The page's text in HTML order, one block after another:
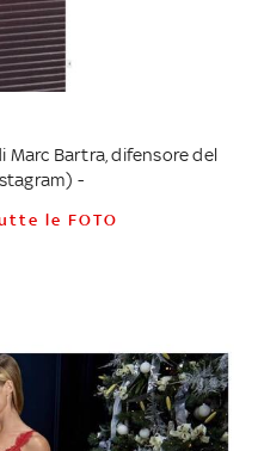
Marc Bartra, difensore del
-
le FOTO